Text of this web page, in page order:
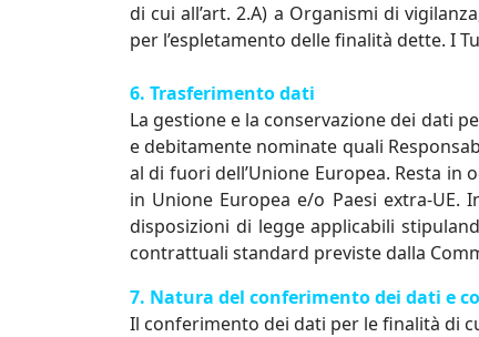
di cui all’art. 2.A) a Organismi di
per l’espletamento delle finalità dette. I
6. Trasferimento dati
La gestione e la conservazione dei dati
e debitamente nominate quali
al di fuori dell’Unione Europea. Resta in
in Unione Europea e/o Paesi extra-
disposizioni di legge applicabili
contrattuali standard previste dalla
7. Natura del conferimento dei dati e
Il conferimento dei dati per le finalità di